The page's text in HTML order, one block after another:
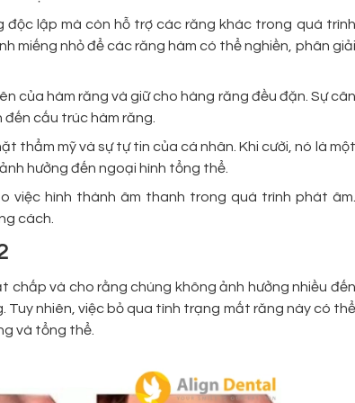
độc lập mà còn hỗ trợ các răng khác trong quá trình
miếng nhỏ để các răng hàm có thể nghiền, phân giải
của hàm răng và giữ cho hàng răng đều đặn. Sự cân
cấu trúc hàm răng.
thẩm mỹ và sự tự tin của cá nhân. Khi cười, nó là một
hưởng đến ngoại hình tổng thể.
việc hình thành âm thanh trong quá trình phát âm.
cách.
chấp và cho rằng chúng không ảnh hưởng nhiều đến
Tuy nhiên, việc bỏ qua tình trạng mất răng này có thể
và tổng thể.